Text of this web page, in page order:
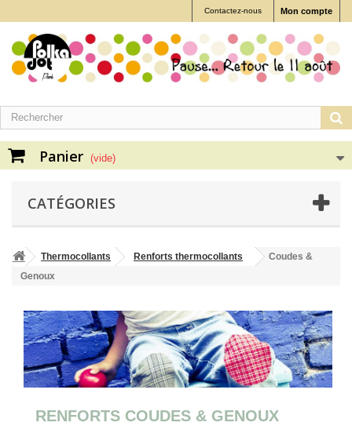
Mon compte
Contactez-nous
Panier (vide)
CATÉGORIES
Thermocollants Renforts thermocollants
Coudes &
Genoux
RENFORTS COUDES & GENOUX